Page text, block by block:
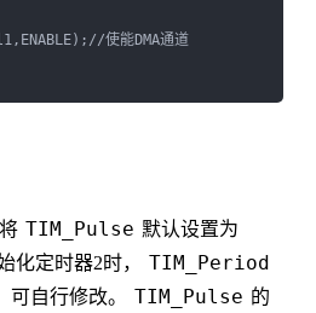
使能DMA通道
TIM_Pulse 默认设置为
化定时器2时， TIM_Period
自行修改。 TIM_Pulse 的